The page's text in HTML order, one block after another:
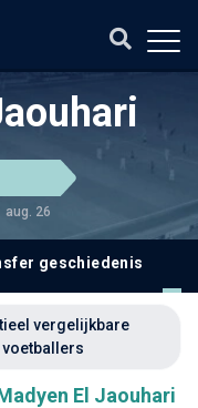
aug. 26
geschiedenis
vergelijkbare
voetballers
El Jaouhari